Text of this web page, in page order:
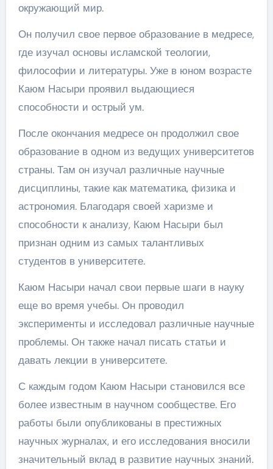
окружающий мир.
Он получил свое первое образование в медресе,
где изучал основы исламской теологии,
философии и литературы. Уже в юном возрасте
Каюм Насыри проявил выдающиеся
способности и острый ум.
После окончания медресе он продолжил свое
образование в одном из ведущих университетов
страны. Там он изучал различные научные
дисциплины, такие как математика, физика и
астрономия. Благодаря своей харизме и
способности к анализу, Каюм Насыри был
признан одним из самых талантливых
студентов в университете.
Каюм Насыри начал свои первые шаги в науку
еще во время учебы. Он проводил
эксперименты и исследовал различные научные
проблемы. Он также начал писать статьи и
давать лекции в университете.
С каждым годом Каюм Насыри становился все
более известным в научном сообществе. Его
работы были опубликованы в престижных
научных журналах, и его исследования вносили
значительный вклад в развитие научных знаний.